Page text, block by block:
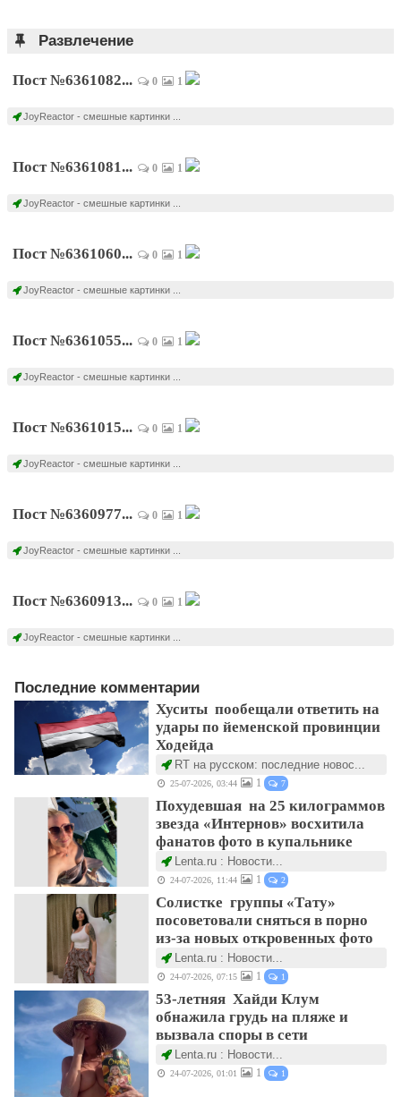
Развлечение
Пост №6361082... 0 1
JoyReactor - смешные картинки ...
Пост №6361081... 0 1
JoyReactor - смешные картинки ...
Пост №6361060... 0 1
JoyReactor - смешные картинки ...
Пост №6361055... 0 1
JoyReactor - смешные картинки ...
Пост №6361015... 0 1
JoyReactor - смешные картинки ...
Пост №6360977... 0 1
JoyReactor - смешные картинки ...
Пост №6360913... 0 1
JoyReactor - смешные картинки ...
Последние комментарии
Хуситы пообещали ответить на
удары по йеменской провинции
Ходейда
RT на русском: последние новос...
25-07-2026, 03:44 1 7
Похудевшая на 25 килограммов
звезда «Интернов» восхитила
фанатов фото в купальнике
Lenta.ru : Новости...
24-07-2026, 11:44 1 2
Солистке группы «Тату»
посоветовали сняться в порно
из-за новых откровенных фото
Lenta.ru : Новости...
24-07-2026, 07:15 1 1
53-летняя Хайди Клум
обнажила грудь на пляже и
вызвала споры в сети
Lenta.ru : Новости...
24-07-2026, 01:01 1 1